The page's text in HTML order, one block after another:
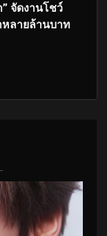
จัดงานโชว์
หลายล้านบาท